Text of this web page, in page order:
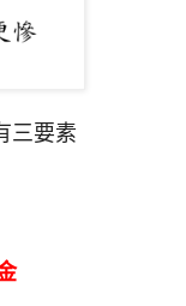
三要素